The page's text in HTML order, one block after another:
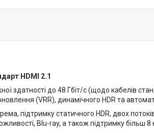
HDMI 2.1
здатності до 48 Гбіт/с (щодо кабелів
(VRR), динамічного HDR та
підтримку статичного HDR, двох
Blu-ray, а також підтримку більш 8